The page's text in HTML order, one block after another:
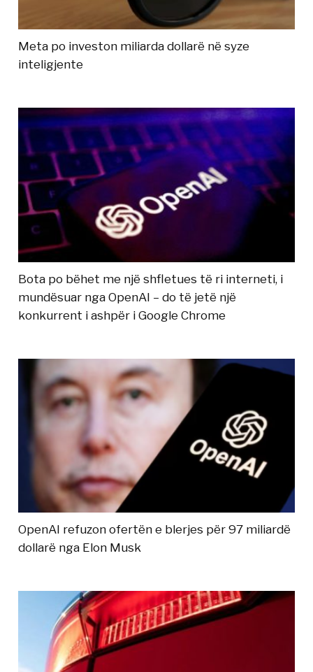
Meta po investon miliarda dollarë në syze
inteligjente
Bota po bëhet me një shfletues të ri interneti, i
mundësuar nga OpenAI – do të jetë një
konkurrent i ashpër i Google Chrome
OpenAI refuzon ofertën e blerjes për 97 miliardë
dollarë nga Elon Musk